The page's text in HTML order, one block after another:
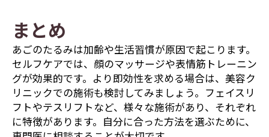
まとめ
あごのたるみは加齢や生活習慣が原因で起こります。
セルフケアでは、顔のマッサージや表情筋トレーニン
グが効果的です。より即効性を求める場合は、美容ク
リニックでの施術も検討してみましょう。フェイスリ
フトやテスリフトなど、様々な施術があり、それぞれ
に特徴があります。自分に合った方法を選ぶために、